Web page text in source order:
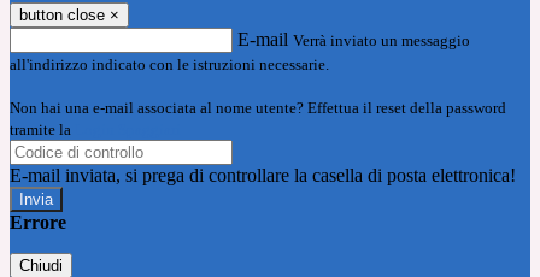
button close ×
E-mail Verrà inviato un messaggio
all'indirizzo indicato con le istruzioni necessarie.
Non hai una e-mail associata al nome utente? Effettua il reset della password
tramite la
E-mail inviata, si prega di controllare la casella di posta elettronica!
Errore
Chiudi